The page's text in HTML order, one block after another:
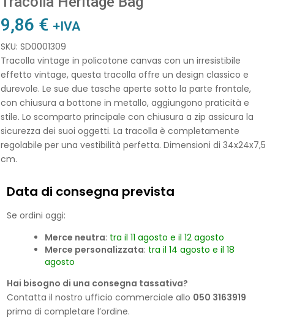
9,86 € +IVA
SKU: SD0001309
Tracolla vintage in policotone canvas con un irresistibile
effetto vintage, questa tracolla offre un design classico e
durevole. Le sue due tasche aperte sotto la parte frontale,
con chiusura a bottone in metallo, aggiungono praticità e
stile. Lo scomparto principale con chiusura a zip assicura la
sicurezza dei suoi oggetti. La tracolla è completamente
regolabile per una vestibilità perfetta. Dimensioni di 34x24x7,5
cm.
Data di consegna prevista
Se ordini oggi:
Merce neutra: tra il 11 agosto e il 12 agosto
Merce personalizzata: tra il 14 agosto e il 18
agosto
Hai bisogno di una consegna tassativa?
Contatta il nostro ufficio commerciale allo 050 3163919
prima di completare l’ordine.